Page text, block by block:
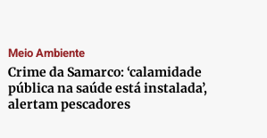
Meio Ambiente
Crime da Samarco: ‘calamidade
pública na saúde está instalada’,
alertam pescadores